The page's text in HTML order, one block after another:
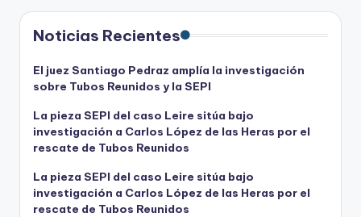
Noticias Recientes
El juez Santiago Pedraz amplía la investigación
sobre Tubos Reunidos y la SEPI
La pieza SEPI del caso Leire sitúa bajo
investigación a Carlos López de las Heras por el
rescate de Tubos Reunidos
La pieza SEPI del caso Leire sitúa bajo
investigación a Carlos López de las Heras por el
rescate de Tubos Reunidos